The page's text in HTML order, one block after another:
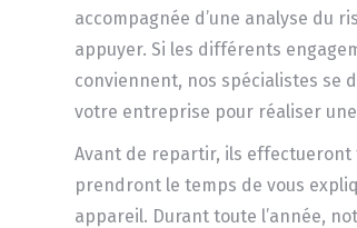
accompagnée d’une analyse du
appuyer. Si les différents
conviennent, nos spécialistes se
votre entreprise pour réaliser
Avant de repartir, ils effectueront
prendront le temps de vous
appareil. Durant toute l’année,